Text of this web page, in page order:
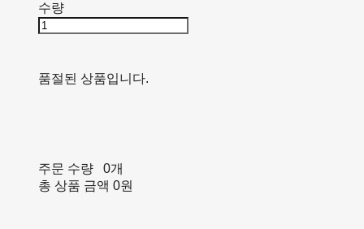
수량
품절된 상품입니다.
주문 수량
0개
총 상품 금액 0원